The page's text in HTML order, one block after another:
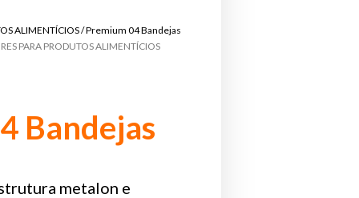
ALIMENTÍCIOS/ Premium 04 Bandejas
PARA PRODUTOS ALIMENTÍCIOS
Bandejas
metalon e